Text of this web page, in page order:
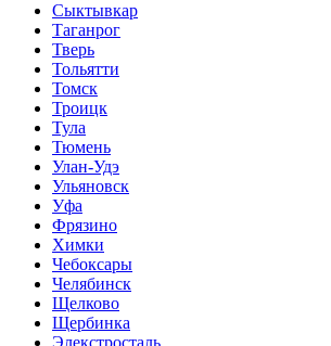
Сыктывкар
Таганрог
Тверь
Тольятти
Томск
Троицк
Тула
Тюмень
Улан-Удэ
Ульяновск
Уфа
Фрязино
Химки
Чебоксары
Челябинск
Щелково
Щербинка
Элекстросталь